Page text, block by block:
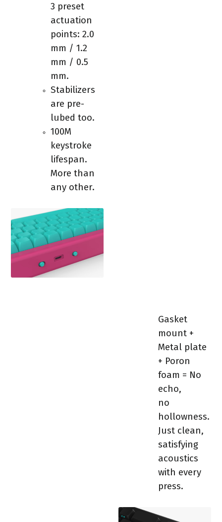
3 preset
actuation
points: 2.0
mm / 1.2
mm / 0.5
mm.
Stabilizers
are pre-
lubed too.
100M
keystroke
lifespan.
More than
any other.
Gasket
mount +
Metal plate
+ Poron
foam = No
echo,
no
hollowness.
Just clean,
satisfying
acoustics
with every
press.